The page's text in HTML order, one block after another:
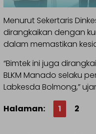
Menurut Sekertaris
dirangkaikan dengan
dalam memastikan
“Bimtek ini juga
BLKM Manado selaku
Labkesda Bolmong,”
Halaman:
1 2